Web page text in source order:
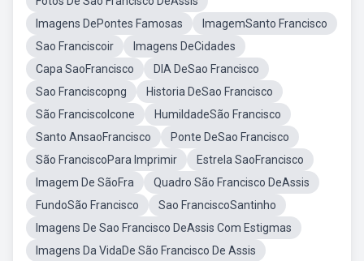
Imagens DePontes Famosas
ImagemSanto Francisco
Sao Franciscoir
Imagens DeCidades
Capa SaoFrancisco
DIA DeSao Francisco
Sao Franciscopng
Historia DeSao Francisco
São FranciscoIcone
HumildadeSão Francisco
Santo AnsaoFrancisco
Ponte DeSao Francisco
São FranciscoPara Imprimir
Estrela SaoFrancisco
Imagem De SãoFra
Quadro São Francisco DeAssis
FundoSão Francisco
Sao FranciscoSantinho
Imagens De Sao Francisco DeAssis Com Estigmas
Imagens Da VidaDe São Francisco De Assis